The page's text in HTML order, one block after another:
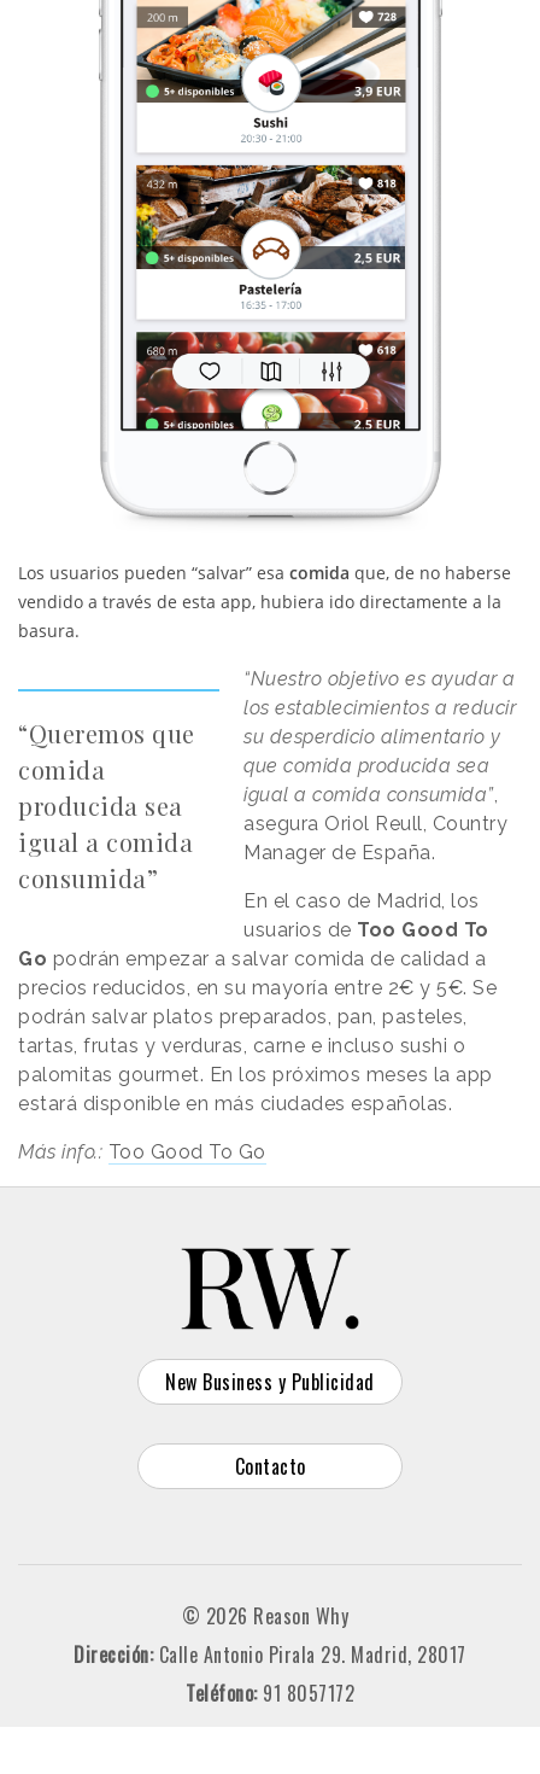
Los usuarios pueden “salvar” esa comida que, de no haberse
vendido a través de esta app, hubiera ido directamente a la
basura.
“Queremos que
comida
producida sea
igual a comida
consumida”
“Nuestro objetivo es ayudar a
los establecimientos a reducir
su desperdicio alimentario y
que comida producida sea
igual a comida consumida”,
asegura Oriol Reull, Country
Manager de España.
En el caso de Madrid, los
usuarios de Too Good To
Go podrán empezar a salvar comida de calidad a
precios reducidos, en su mayoría entre 2€ y 5€. Se
podrán salvar platos preparados, pan, pasteles,
tartas, frutas y verduras, carne e incluso sushi o
palomitas gourmet. En los próximos meses la app
estará disponible en más ciudades españolas.
Más info.: Too Good To Go
New Business y Publicidad
Contacto
© 2026 Reason Why
Dirección: Calle Antonio Pirala 29. Madrid, 28017
Teléfono: 91 8057172